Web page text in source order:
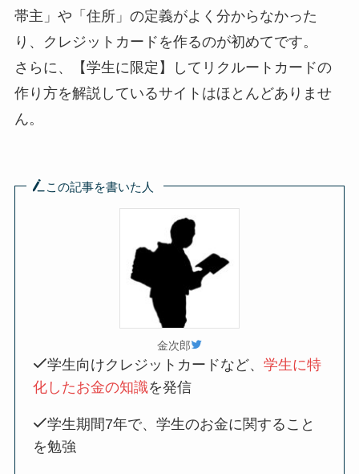
帯主」や「住所」の定義がよく分からなかった
り、クレジットカードを作るのが初めてです。
さらに、【学生に限定】してリクルートカードの
作り方を解説しているサイトはほとんどありませ
ん。
この記事を書いた人
金次郎
学生向けクレジットカードなど、学生に特
化したお金の知識を発信
学生期間7年で、学生のお金に関すること
を勉強